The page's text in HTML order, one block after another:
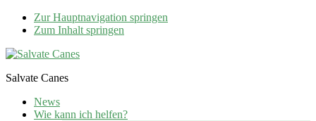
Zur Hauptnavigation springen
Zum Inhalt springen
Salvate Canes
News
Wie kann ich helfen?